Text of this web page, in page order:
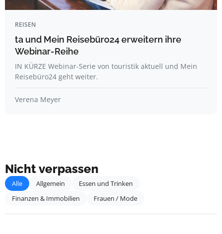
REISEN
ta und Mein Reisebüro24 erweitern ihre
Webinar-Reihe
IN KÜRZE Webinar-Serie von touristik aktuell und Mein
Reisebüro24 geht weiter.
Verena Meyer
Nicht verpassen
Alle Allgemein
Essen und Trinken
Finanzen & Immobilien
Frauen / Mode